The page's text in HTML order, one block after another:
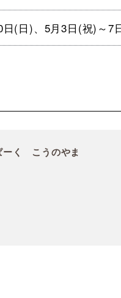
(日)、5月3日(祝)～7
ーく こうのやま